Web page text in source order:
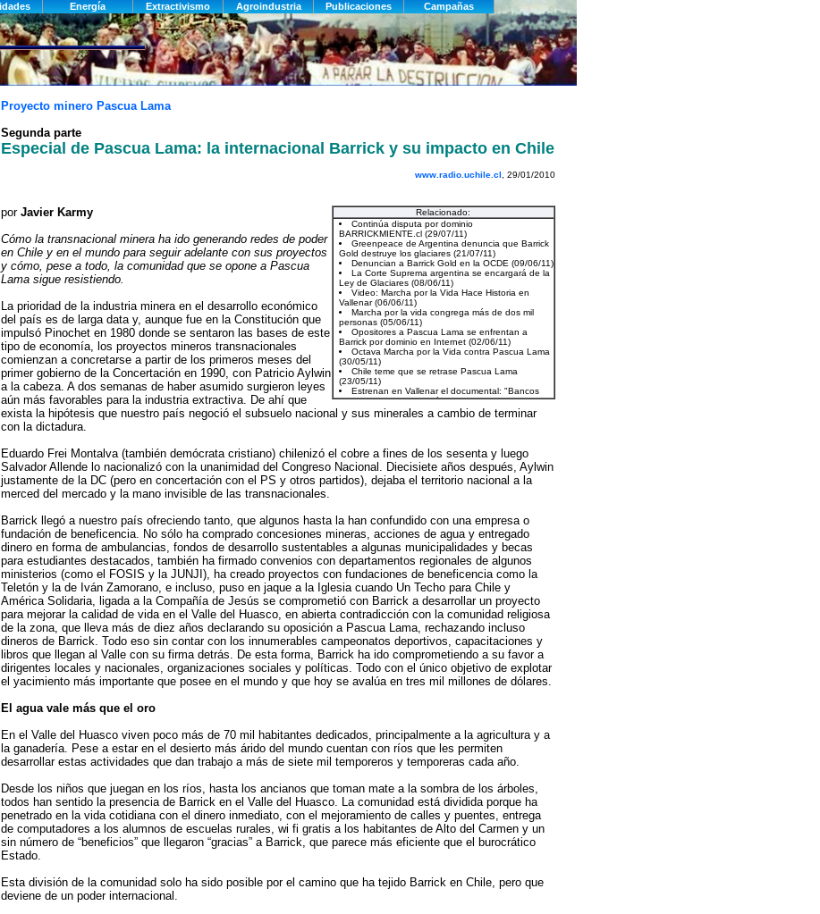
Proyecto minero Pascua Lama
Segunda parte
Especial de Pascua Lama: la internacional Barrick y su impacto en Chile
www.radio.uchile.cl, 29/01/2010
Relacionado:
por Javier Karmy
Cómo la transnacional minera ha ido generando redes de poder
en Chile y en el mundo para seguir adelante con sus proyectos
y cómo, pese a todo, la comunidad que se opone a Pascua
Lama sigue resistiendo.
La prioridad de la industria minera en el desarrollo económico
del país es de larga data y, aunque fue en la Constitución que
impulsó Pinochet en 1980 donde se sentaron las bases de este
tipo de economía, los proyectos mineros transnacionales
comienzan a concretarse a partir de los primeros meses del
primer gobierno de la Concertación en 1990, con Patricio Aylwin
a la cabeza. A dos semanas de haber asumido surgieron leyes
aún más favorables para la industria extractiva. De ahí que
exista la hipótesis que nuestro país negoció el subsuelo nacional y sus minerales a cambio de terminar
con la dictadura.
Eduardo Frei Montalva (también demócrata cristiano) chilenizó el cobre a fines de los sesenta y luego
Salvador Allende lo nacionalizó con la unanimidad del Congreso Nacional. Diecisiete años después, Aylwin
justamente de la DC (pero en concertación con el PS y otros partidos), dejaba el territorio nacional a la
merced del mercado y la mano invisible de las transnacionales.
Barrick llegó a nuestro país ofreciendo tanto, que algunos hasta la han confundido con una empresa o
fundación de beneficencia. No sólo ha comprado concesiones mineras, acciones de agua y entregado
dinero en forma de ambulancias, fondos de desarrollo sustentables a algunas municipalidades y becas
para estudiantes destacados, también ha firmado convenios con departamentos regionales de algunos
ministerios (como el FOSIS y la JUNJI), ha creado proyectos con fundaciones de beneficencia como la
Teletón y la de Iván Zamorano, e incluso, puso en jaque a la Iglesia cuando Un Techo para Chile y
América Solidaria, ligada a la Compañía de Jesús se comprometió con Barrick a desarrollar un proyecto
para mejorar la calidad de vida en el Valle del Huasco, en abierta contradicción con la comunidad religiosa
de la zona, que lleva más de diez años declarando su oposición a Pascua Lama, rechazando incluso
dineros de Barrick. Todo eso sin contar con los innumerables campeonatos deportivos, capacitaciones y
libros que llegan al Valle con su firma detrás. De esta forma, Barrick ha ido comprometiendo a su favor a
dirigentes locales y nacionales, organizaciones sociales y políticas. Todo con el único objetivo de explotar
el yacimiento más importante que posee en el mundo y que hoy se avalúa en tres mil millones de dólares.
El agua vale más que el oro
En el Valle del Huasco viven poco más de 70 mil habitantes dedicados, principalmente a la agricultura y a
la ganadería. Pese a estar en el desierto más árido del mundo cuentan con ríos que les permiten
desarrollar estas actividades que dan trabajo a más de siete mil temporeros y temporeras cada año.
Desde los niños que juegan en los ríos, hasta los ancianos que toman mate a la sombra de los árboles,
todos han sentido la presencia de Barrick en el Valle del Huasco. La comunidad está dividida porque ha
penetrado en la vida cotidiana con el dinero inmediato, con el mejoramiento de calles y puentes, entrega
de computadores a los alumnos de escuelas rurales, wi fi gratis a los habitantes de Alto del Carmen y un
sin número de “beneficios” que llegaron “gracias” a Barrick, que parece más eficiente que el burocrático
Estado.
Esta división de la comunidad solo ha sido posible por el camino que ha tejido Barrick en Chile, pero que
deviene de un poder internacional.